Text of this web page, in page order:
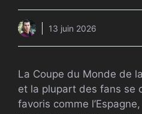
13 juin 2026
La Coupe du Monde de
et la plupart des fans se
favoris comme